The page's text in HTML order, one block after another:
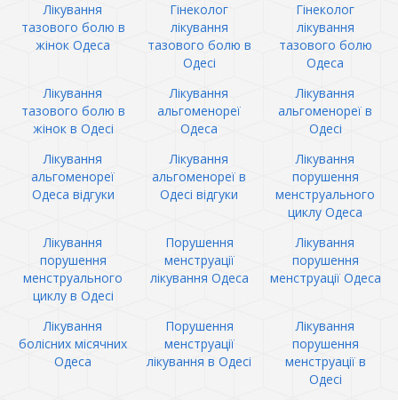
Лікування
тазового болю в
жінок Одеса
Гінеколог
лікування
тазового болю в
Одесі
Гінеколог
лікування
тазового болю
Одеса
Лікування
тазового болю в
жінок в Одесі
Лікування
альгоменореї
Одеса
Лікування
альгоменореї в
Одесі
Лікування
альгоменореї
Одеса відгуки
Лікування
альгоменореї в
Одесі відгуки
Лікування
порушення
менструального
циклу Одеса
Лікування
порушення
менструального
циклу в Одесі
Порушення
менструації
лікування Одеса
Лікування
порушення
менструації Одеса
Лікування
болісних місячних
Одеса
Порушення
менструації
лікування в Одесі
Лікування
порушення
менструації в
Одесі